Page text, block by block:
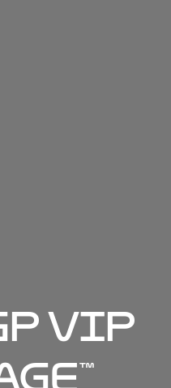
VIP